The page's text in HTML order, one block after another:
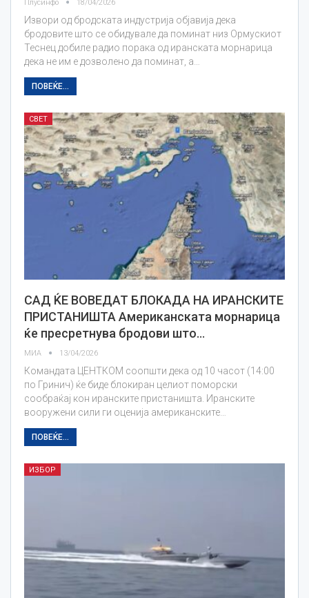
Плусинфо 18/04/2026
Извори од бродската индустрија објавија дека
бродовите што се обидувале да поминат низ Ормускиот
Теснец добиле радио порака од иранската морнарица
дека не им е дозволено да поминат, а…
ПОВЕЌЕ...
СВЕТ
САД ЌЕ ВОВЕДАТ БЛОКАДА НА ИРАНСКИТЕ
ПРИСТАНИШТА Американската морнарица
ќе пресретнува бродови што…
МИА 13/04/2026
Командата ЦЕНТКОМ соопшти дека од 10 часот (14:00
по Гринич) ќе биде блокиран целиот поморски
сообраќај кон иранските пристаништа. Иранските
вооружени сили ги оценија американските…
ПОВЕЌЕ...
ИЗБОР